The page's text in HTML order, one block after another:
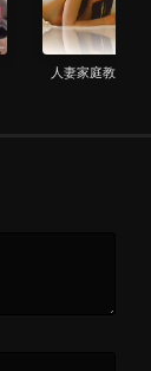
人妻家庭教师